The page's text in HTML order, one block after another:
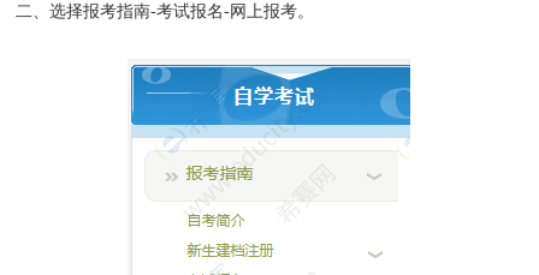
二、选择报考指南-考试报名-网上报考。